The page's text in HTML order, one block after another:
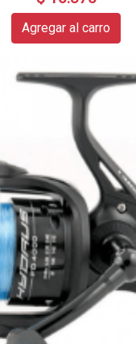
Agregar al carro